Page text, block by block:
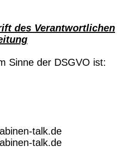
des Verantwortlichen
Sinne der DSGVO ist:
talk.de
talk.de